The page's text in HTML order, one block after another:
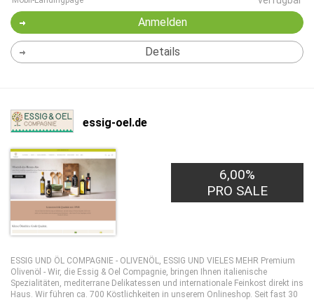
Anmelden
Details
essig-oel.de
6,00%
PRO SALE
ESSIG UND ÖL COMPAGNIE - OLIVENÖL, ESSIG UND VIELES MEHR Premium
Olivenöl - Wir, die Essig & Oel Compagnie, bringen Ihnen italienische
Spezialitäten, mediterrane Delikatessen und internationale Feinkost direkt ins
Haus. Wir führen ca. 700 Köstlichkeiten in unserem Onlineshop. Seit fast 30